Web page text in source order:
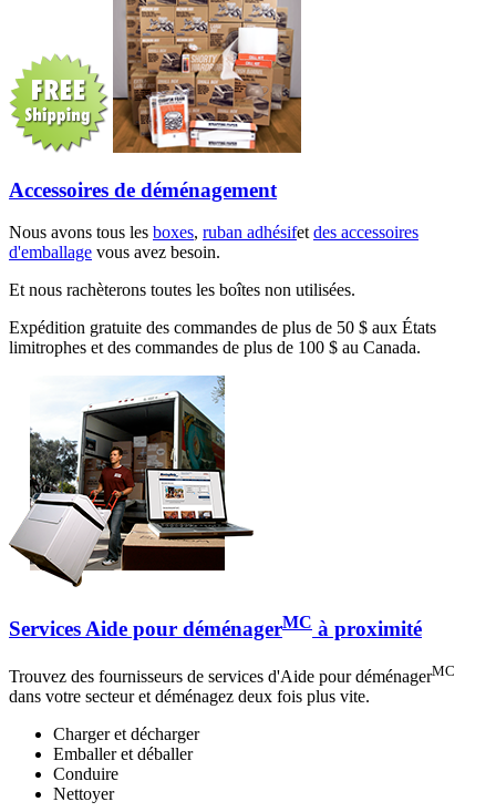
Accessoires de déménagement
Nous avons tous les boxes, ruban adhésifetdes accessoires
d'emballage vous avez besoin.
Et nous rachèterons toutes les boîtes non utilisées.
Expédition gratuite des commandes de plus de 50 $ aux États
limitrophes et des commandes de plus de 100 $ au Canada.
Services Aide pour déménagerMC à proximité
Trouvez des fournisseurs de services d'Aide pour déménagerMC
dans votre secteur et déménagez deux fois plus vite.
Charger et décharger
Emballer et déballer
Conduire
Nettoyer